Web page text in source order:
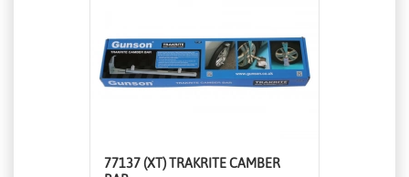
77137 (XT) TRAKRITE CAMBER